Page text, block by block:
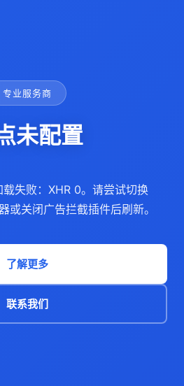
专业服务商
未配置
失败：XHR 0。请尝试切换
关闭广告拦截插件后刷新。
了解更多
联系我们